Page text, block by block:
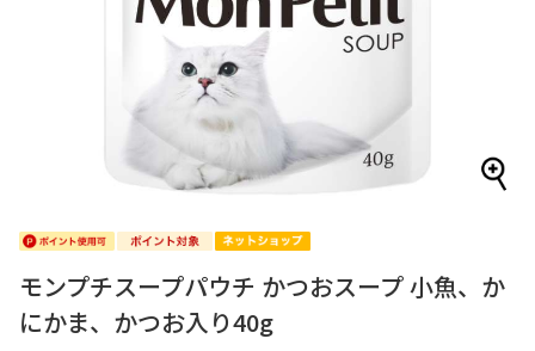
モンプチスープパウチ かつおスープ 小魚、か
にかま、かつお入り40g